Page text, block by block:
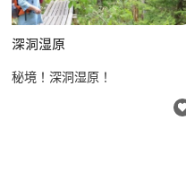
コラム
モデルコース
スポット
体験
深洞湿原
秘境！深洞湿原！